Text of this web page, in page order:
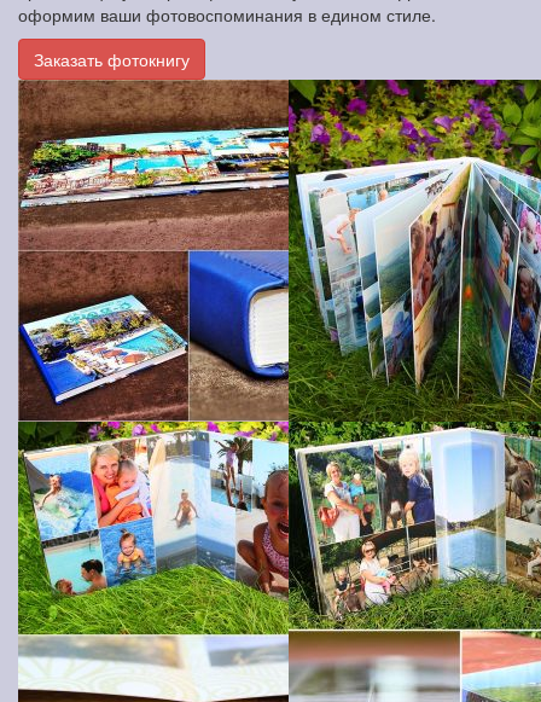
оформим ваши фотовоспоминания в едином стиле.
Заказать фотокнигу